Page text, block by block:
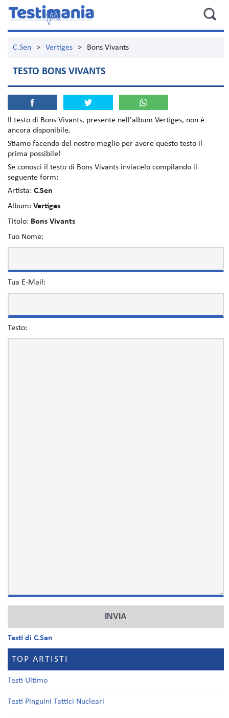
C.Sen > Vertiges > Bons Vivants
TESTO BONS VIVANTS
Il testo di Bons Vivants, presente nell'album Vertiges, non è
ancora disponibile.
Stiamo facendo del nostro meglio per avere questo testo il
prima possibile!
Se conosci il testo di Bons Vivants inviacelo compilando il
seguente form:
Artista: C.Sen
Album: Vertiges
Titolo: Bons Vivants
Tuo Nome:
Tua E-Mail:
Testo:
Testi di C.Sen
TOP ARTISTI
Testi Ultimo
Testi Pinguini Tattici Nucleari